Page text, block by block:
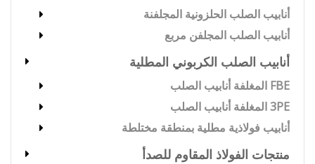
أنابيب الصلب الحلزونية المجلفنة
أنابيب الصلب المجلفن مربع
أنابيب الصلب الكربوني المطلية
FBE المغلفة أنابيب الصلب
3PE المغلفة أنابيب الصلب
أنابيب فولاذية مطلية بمنطقة مختلطة
منتجات الفولاذ المقاوم للصدأ